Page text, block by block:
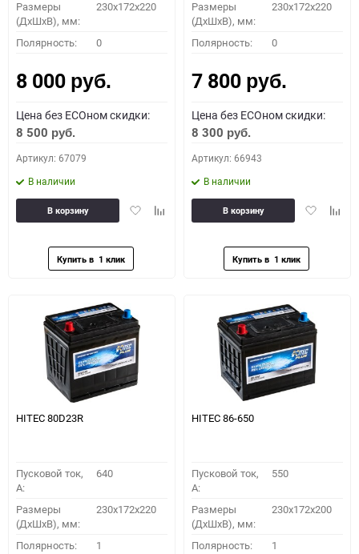
Размеры
(ДхШхВ), мм:
230x172x220
Полярность: 0
8 000 руб.
Цена без ECOном скидки:
8 500 руб.
Артикул: 67079
В наличии
ДобавитьДобавить
В корзину
Размеры
(ДхШхВ), мм:
230x172x220
Полярность: 0
7 800 руб.
Цена без ECOном скидки:
8 300 руб.
Артикул: 66943
В наличии
Добавить
В корзину
HITEC 80D23R
Пусковой ток,
A:
640
Размеры
(ДхШхВ), мм:
230x172x220
Полярность: 1
HITEC 86-650
Пусковой ток,
A:
550
Размеры
(ДхШхВ), мм:
230x172x200
Полярность: 1